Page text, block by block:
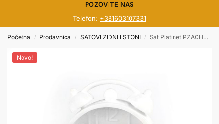
POZOVITE NAS
Telefon: +381603107331
Početna / Prodavnica / SATOVI ZIDNI I STONI / Sat Platinet PZACHW stoni beli
Novo!